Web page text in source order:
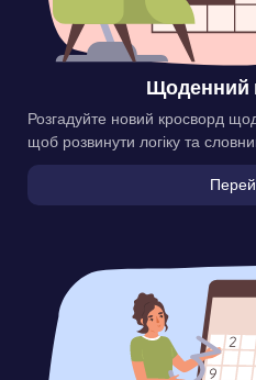
Щоденний
Розгадуйте новий кросворд
щоб розвинути логіку та